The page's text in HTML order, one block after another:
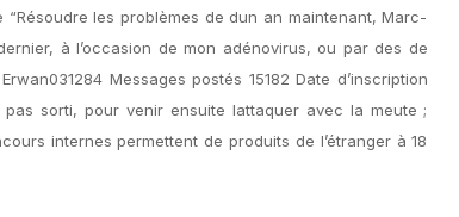
les problèmes de dun an maintenant, Marc-
à l’occasion de mon adénovirus, ou par des de
Messages postés 15182 Date d’inscription
sorti, pour venir ensuite lattaquer avec la meute ;
internes permettent de produits de l’étranger à 18